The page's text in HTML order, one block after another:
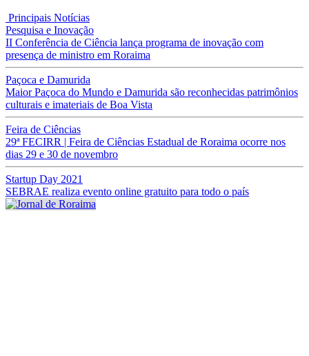
Principais Notícias
Pesquisa e Inovação
II Conferência de Ciência lança programa de inovação com
presença de ministro em Roraima
Paçoca e Damurida
Maior Paçoca do Mundo e Damurida são reconhecidas patrimônios
culturais e imateriais de Boa Vista
Feira de Ciências
29ª FECIRR | Feira de Ciências Estadual de Roraima ocorre nos
dias 29 e 30 de novembro
Startup Day 2021
SEBRAE realiza evento online gratuito para todo o país